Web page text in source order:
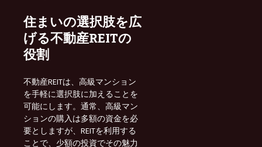
住まいの選択肢を広
げる不動産REITの
役割
不動産REITは、高級マンション
を手軽に選択肢に加えることを
可能にします。通常、高級マン
ションの購入は多額の資金を必
要としますが、REITを利用する
ことで、少額の投資でその魅力